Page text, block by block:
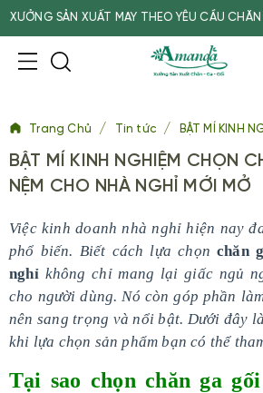
SẢN XUẤT MAY THEO YÊU CẦU CHĂN GA
Trang Chủ / Tin tức / BẬT MÍ KINH NGHIỆM
BẬT MÍ KINH NGHIỆM CHỌN
NỆM CHO NHÀ NGHỈ MỚI MỞ
Việc kinh doanh nhà nghỉ hiện nay
phổ biến. Biết cách lựa chọnchăn
nghỉkhông chỉ mang lại giấc ngủ
cho người dùng. Nó còn góp phần
nên sang trọng và nổi bật. Dưới đây
khi lựa chọn sản phẩm bạn có thể
Tại sao chọn chăn ga